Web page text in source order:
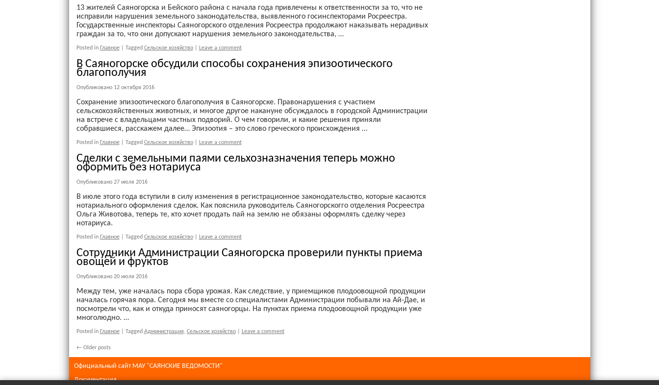
13 жителей Саяногорска и Бейского района с начала года привлечены к ответственности за то, что не
исправили нарушения земельного законодательства, выявленного госинспекторами Росреестра.
Государственные инспекторы Саяногорского отделения Росреестра продолжают наказывать нерадивых
граждан за то, что они допускают нарушения земельного законодательства, …
Posted in Главное Tagged Сельское хозяйство Leave a comment
В Саяногорске обсудили способы сохранения эпизоотического
благополучия
Опубликовано12 октября 2016
Сохранение эпизоотического благополучия в Саяногорске. Правонарушения с участием
сельскохозяйственных животных, и многое другое накануне обсуждалось в городской Администрации
на встрече с владельцами частных подворий. О чем говорили, и какие решения приняли
собравшиеся, расскажем далее… Эпизоотия – это слово греческого происхождения …
Posted in Главное Tagged Сельское хозяйство Leave a comment
Сделки с земельными паями сельхозназначения теперь можно
оформить без нотариуса
Опубликовано27 июля 2016
В июле этого года вступили в силу изменения в регистрационное законодательство, которые касаются
нотариального оформления сделок. Как пояснила руководитель Саяногорскогго отделения Росреестра
Ольга Животова, теперь те, кто хочет продать пай на землю не обязаны оформлять сделку через
нотариуса.
Posted in Главное Tagged Сельское хозяйство Leave a comment
Сотрудники Администрации Саяногорска проверили пункты приема
овощей и фруктов
Опубликовано20 июля 2016
Между тем, уже началась пора сбора урожая. Как следствие, у приемщиков плодоовощной продукции
началась горячая пора. Сегодня мы вместе со специалистами Администрации побывали на Ай-Дае, и
посмотрели что, как и откуда приносят саяногорцы. На пунктах приема плодоовощной продукции уже
многолюдно. …
Posted in Главное Tagged Администрация, Сельское хозяйство Leave a comment
←Older posts
Официальный сайт МАУ "САЯНСКИЕ ВЕДОМОСТИ"
Документация